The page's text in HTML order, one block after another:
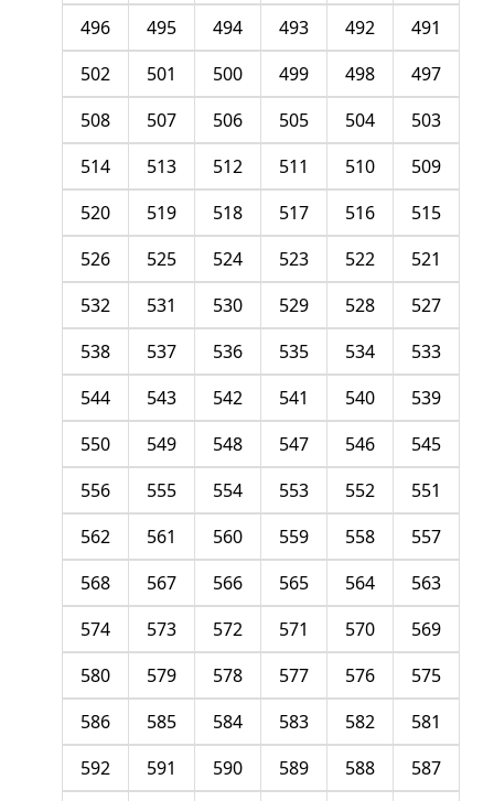
491
492
493
494
495
496
497
498
499
500
501
502
503
504
505
506
507
508
509
510
511
512
513
514
515
516
517
518
519
520
521
522
523
524
525
526
527
528
529
530
531
532
533
534
535
536
537
538
539
540
541
542
543
544
545
546
547
548
549
550
551
552
553
554
555
556
557
558
559
560
561
562
563
564
565
566
567
568
569
570
571
572
573
574
575
576
577
578
579
580
581
582
583
584
585
586
587
588
589
590
591
592